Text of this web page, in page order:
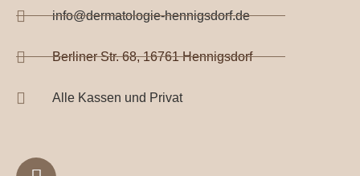
info@dermatologie-hennigsdorf.de
Berliner Str. 68, 16761 Hennigsdorf
Alle Kassen und Privat